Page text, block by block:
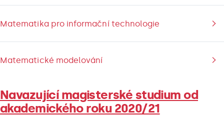
Matematika pro informační technologie
Matematické modelování
Navazující magisterské studium od
akademického roku 2020/21